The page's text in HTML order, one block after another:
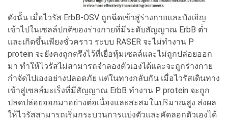
ดังนั้น เมื่อไวรัส ErbB-OSV ถูกฉีดเข้าสู่ร่างกายและบังเอิญ
เข้าไปในเซลล์ปกติของร่างกายที่มีระดับสัญญาณ ErbB ต่ำ
และเกิดขึ้นเพียงชั่วคราว ระบบ RASER จะไม่ทำงาน P
protein จะยังคงถูกตรึงไว้ที่เยื่อหุ้มเซลล์และไม่ถูกปล่อยออก
มา ทำให้ไวรัสไม่สามารถจำลองตัวเองได้และจะถูกร่างกาย
กำจัดไปเองอย่างปลอดภัย แต่ในทางกลับกัน เมื่อไวรัสเดินทาง
เข้าสู่เซลล์มะเร็งที่มีสัญญาณ ErbB ทำงาน P protein จะถูก
ปลดปล่อยออกมาอย่างต่อเนื่องและสะสมในปริมาณสูง ส่งผล
ให้ไวรัสสามารถเริ่มกระบวนการแบ่งตัวและคัดลอกตัวเองได้